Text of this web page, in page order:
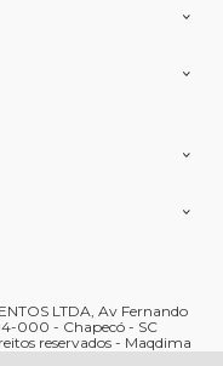
LTDA, Av Fernando
000 - Chapecó - SC
reservados - Maqdima